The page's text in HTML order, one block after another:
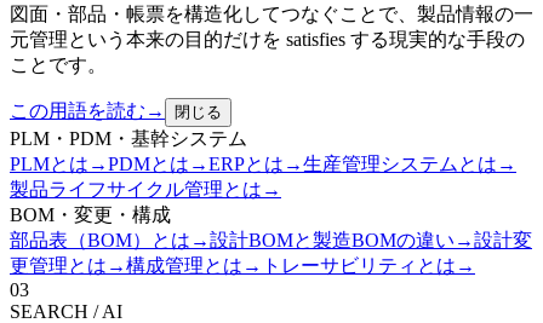
図面・部品・帳票を構造化してつなぐことで、製品情報の一
元管理という本来の目的だけを satisfies する現実的な手段の
ことです。
この用語を読む → 閉じる
PLM・PDM・基幹システム
PLMとは →PDMとは →ERPとは →生産管理システムとは →
製品ライフサイクル管理とは →
BOM・変更・構成
部品表（BOM）とは →設計BOMと製造BOMの違い →設計変
更管理とは →構成管理とは → トレーサビリティとは →
03
SEARCH / AI